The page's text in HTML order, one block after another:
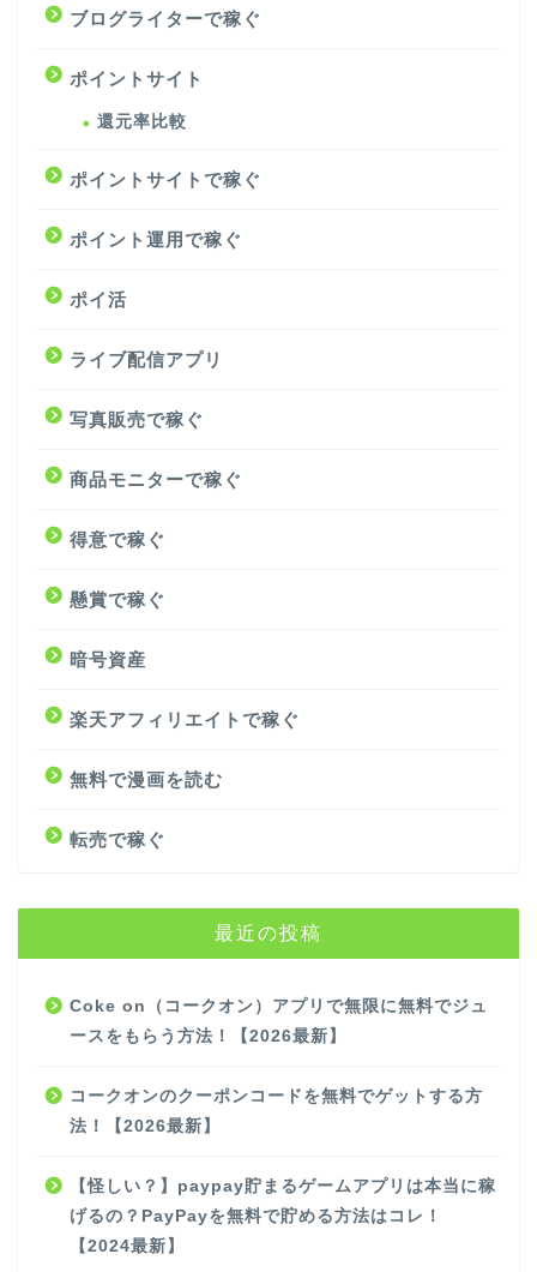
ブログライターで稼ぐ
ポイントサイト
還元率比較
ポイントサイトで稼ぐ
ポイント運用で稼ぐ
ポイ活
ライブ配信アプリ
写真販売で稼ぐ
商品モニターで稼ぐ
得意で稼ぐ
懸賞で稼ぐ
暗号資産
楽天アフィリエイトで稼ぐ
無料で漫画を読む
転売で稼ぐ
最近の投稿
Coke on（コークオン）アプリで無限に無料でジュ
ースをもらう方法！【2026最新】
コークオンのクーポンコードを無料でゲットする方
法！【2026最新】
【怪しい？】paypay貯まるゲームアプリは本当に稼
げるの？PayPayを無料で貯める方法はコレ！
【2024最新】